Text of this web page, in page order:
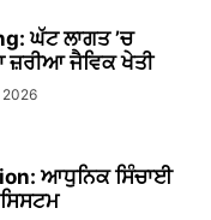
ਘੱਟ ਲਾਗਤ ’ਚ
ਜੈਵਿਕ ਖੇਤੀ
2026
ਆਧੁਨਿਕ ਸਿੰਚਾਈ